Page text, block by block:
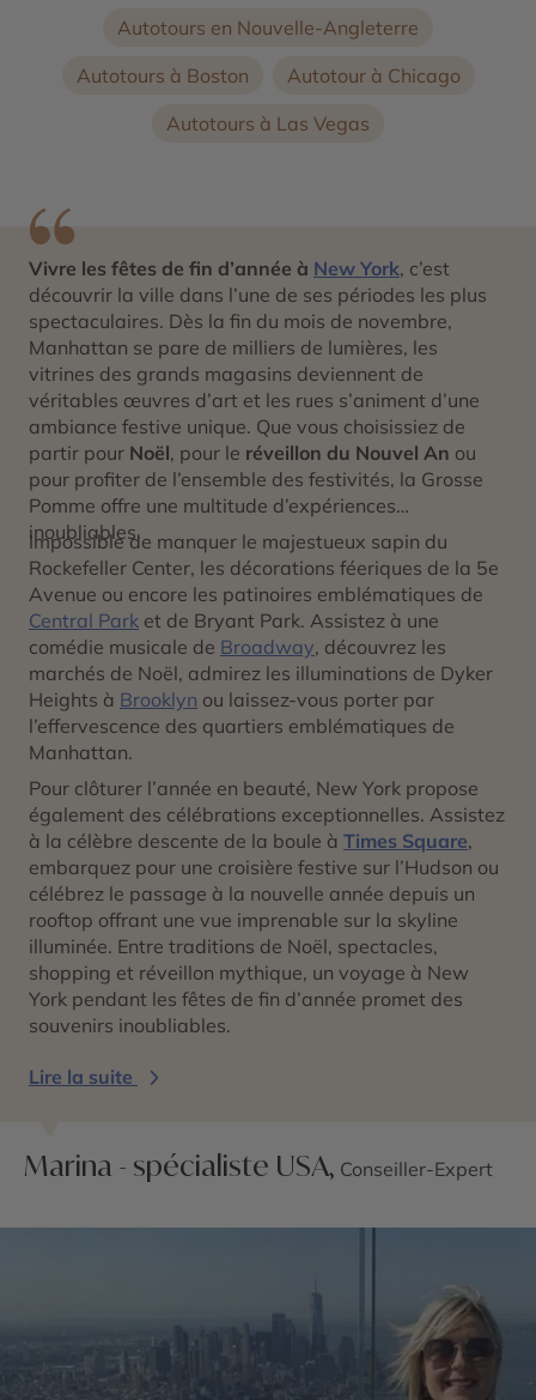
Autotours en Nouvelle-Angleterre
Autotours à Boston
Autotour à Chicago
Autotours à Las Vegas
Vivre les fêtes de fin d’année à New York, c’est
découvrir la ville dans l’une de ses périodes les plus
spectaculaires. Dès la fin du mois de novembre,
Manhattan se pare de milliers de lumières, les
vitrines des grands magasins deviennent de
véritables œuvres d’art et les rues s’animent d’une
ambiance festive unique. Que vous choisissiez de
partir pour Noël, pour le réveillon du Nouvel An ou
pour profiter de l’ensemble des festivités, la Grosse
Pomme offre une multitude d’expériences
inoubliables.
Impossible de manquer le majestueux sapin du
Rockefeller Center, les décorations féeriques de la 5e
Avenue ou encore les patinoires emblématiques de
Central Park et de Bryant Park. Assistez à une
comédie musicale de Broadway, découvrez les
marchés de Noël, admirez les illuminations de Dyker
Heights à Brooklyn ou laissez-vous porter par
l’effervescence des quartiers emblématiques de
Manhattan.
Pour clôturer l’année en beauté, New York propose
également des célébrations exceptionnelles. Assistez
à la célèbre descente de la boule à Times Square,
embarquez pour une croisière festive sur l’Hudson ou
célébrez le passage à la nouvelle année depuis un
rooftop offrant une vue imprenable sur la skyline
illuminée. Entre traditions de Noël, spectacles,
shopping et réveillon mythique, un voyage à New
York pendant les fêtes de fin d’année promet des
souvenirs inoubliables.
Lire la suite
Marina - spécialiste USA, Conseiller-Expert